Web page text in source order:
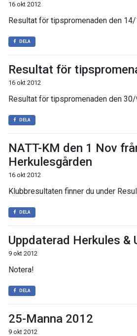
16 okt 2012
Resultat för tipspromenaden den
DELA
Resultat för
16 okt 2012
Resultat för tipspromenaden den
DELA
NATT-KM den 1 Nov
Herkulesgården
16 okt 2012
Klubbresultaten finner du under
DELA
Uppdaterad Herkules &
9 okt 2012
Notera!
DELA
25-Manna 2012
9 okt 2012